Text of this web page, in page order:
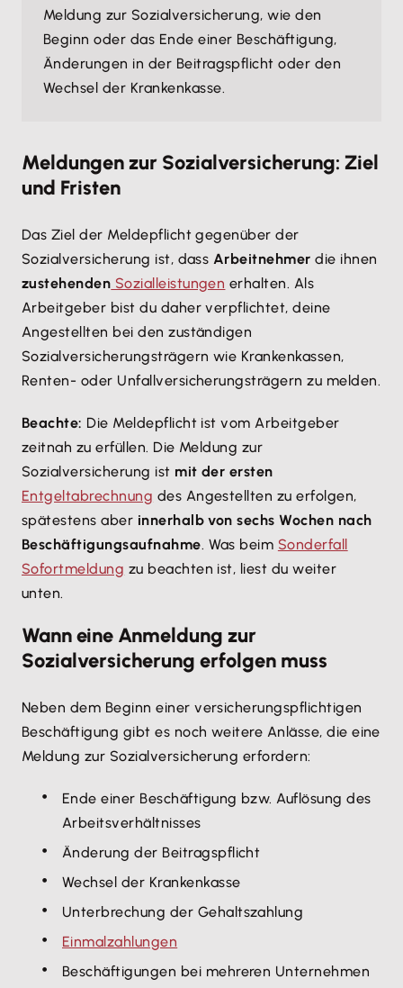
Meldung zur Sozialversicherung, wie den
Beginn oder das Ende einer Beschäftigung,
Änderungen in der Beitragspflicht oder den
Wechsel der Krankenkasse.
Meldungen zur Sozialversicherung: Ziel
und Fristen
Das Ziel der Meldepflicht gegenüber der
Sozialversicherung ist, dass Arbeitnehmerdie ihnen
zustehenden Sozialleistungen erhalten. Als
Arbeitgeber bist du daher verpflichtet, deine
Angestellten bei den zuständigen
Sozialversicherungsträgern wie Krankenkassen,
Renten- oder Unfallversicherungsträgern zu melden.
Beachte: Die Meldepflicht ist vom Arbeitgeber
zeitnah zu erfüllen. Die Meldung zur
Sozialversicherung ist mit der ersten
Entgeltabrechnung des Angestellten zu erfolgen,
spätestens aber innerhalb von sechs Wochen nach
Beschäftigungsaufnahme. Was beim Sonderfall
Sofortmeldung zu beachten ist, liest du weiter
unten.
Wann eine Anmeldung zur
Sozialversicherung erfolgen muss
Neben dem Beginn einer versicherungspflichtigen
Beschäftigung gibt es noch weitere Anlässe, die eine
Meldung zur Sozialversicherung erfordern:
Ende einer Beschäftigung bzw. Auflösung des
Arbeitsverhältnisses
Änderung der Beitragspflicht
Wechsel der Krankenkasse
Unterbrechung der Gehaltszahlung
Einmalzahlungen
Beschäftigungen bei mehreren Unternehmen